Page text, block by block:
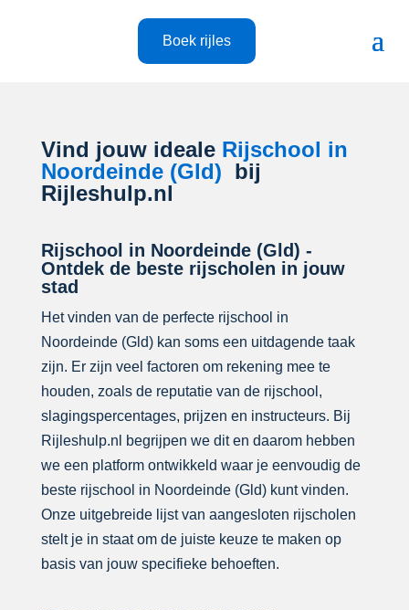
Boek rijles
Vind jouw ideale Rijschool in
Noordeinde (Gld) bij
Rijleshulp.nl
Rijschool in Noordeinde (Gld) -
Ontdek de beste rijscholen in jouw
stad
Het vinden van de perfecte rijschool in
Noordeinde (Gld) kan soms een uitdagende taak
zijn. Er zijn veel factoren om rekening mee te
houden, zoals de reputatie van de rijschool,
slagingspercentages, prijzen en instructeurs. Bij
Rijleshulp.nl begrijpen we dit en daarom hebben
we een platform ontwikkeld waar je eenvoudig de
beste rijschool in Noordeinde (Gld) kunt vinden.
Onze uitgebreide lijst van aangesloten rijscholen
stelt je in staat om de juiste keuze te maken op
basis van jouw specifieke behoeften.